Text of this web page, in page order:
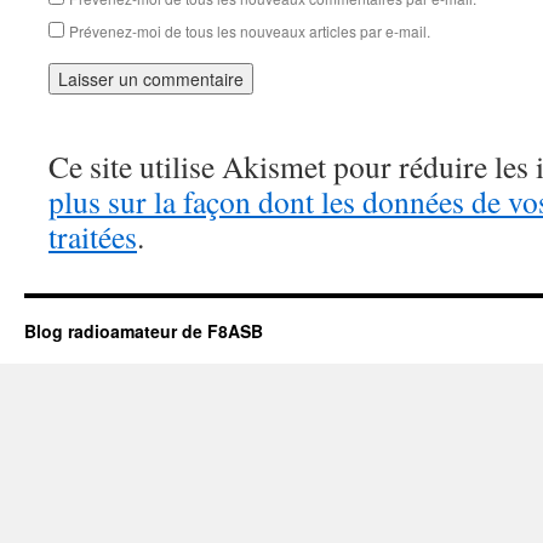
Prévenez-moi de tous les nouveaux articles par e-mail.
Ce site utilise Akismet pour réduire les
plus sur la façon dont les données de
traitées.
Blog radioamateur de F8ASB